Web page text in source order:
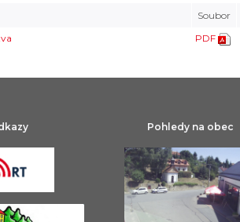
Soubor
PDF
Pohledy na obec